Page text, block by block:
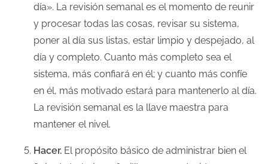
día». La revisión semanal es el momento de reunir
y procesar todas las cosas, revisar su sistema,
poner al día sus listas, estar limpio y despejado, al
día y completo. Cuanto más completo sea el
sistema, más confiará en él; y cuanto más confíe
en él, más motivado estará para mantenerlo al día.
La revisión semanal es la llave maestra para
mantener el nivel.
Hacer. El propósito básico de administrar bien el